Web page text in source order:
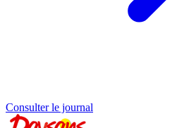
Consulter le journal